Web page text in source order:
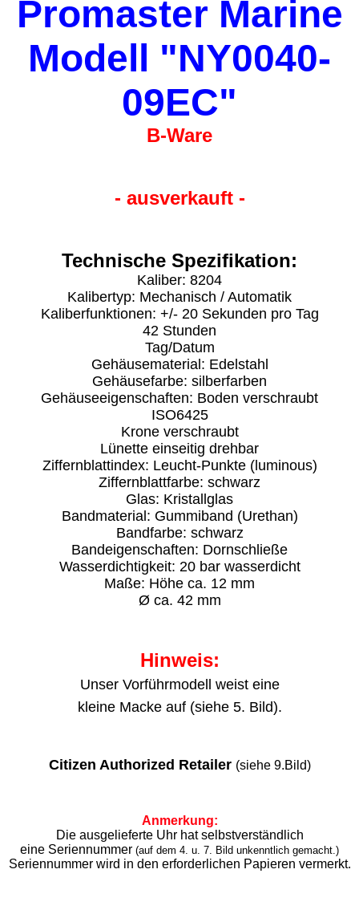
Promaster Marine
Modell "NY0040-
09EC"
B-Ware
- ausverkauft -
Technische Spezifikation:
Kaliber: 8204
Kalibertyp: Mechanisch / Automatik
Kaliberfunktionen: +/- 20 Sekunden pro Tag
42 Stunden
Tag/Datum
Gehäusematerial: Edelstahl
Gehäusefarbe: silberfarben
Gehäuseeigenschaften: Boden verschraubt
ISO6425
Krone verschraubt
Lünette einseitig drehbar
Ziffernblattindex: Leucht-Punkte (luminous)
Ziffernblattfarbe: schwarz
Glas: Kristallglas
Bandmaterial: Gummiband (Urethan)
Bandfarbe: schwarz
Bandeigenschaften: Dornschließe
Wasserdichtigkeit: 20 bar wasserdicht
Maße: Höhe ca. 12 mm
Ø ca. 42 mm
Hinweis:
Unser Vorführmodell weist eine
kleine Macke auf (siehe 5. Bild).
Citizen Authorized Retailer (siehe 9.Bild)
Anmerkung:
Die ausgelieferte Uhr hat selbstverständlich
eine Seriennummer (auf dem 4. u. 7. Bild unkenntlich gemacht.)
Seriennummer wird in den erforderlichen Papieren vermerkt.